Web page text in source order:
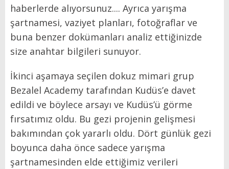
haberlerde alıyorsunuz.... Ayrıca yarışma
şartnamesi, vaziyet planları, fotoğraflar ve
buna benzer dokümanları analiz ettiğinizde
size anahtar bilgileri sunuyor.
İkinci aşamaya seçilen dokuz mimari grup
Bezalel Academy tarafından Kudüs’e davet
edildi ve böylece arsayı ve Kudüs’ü görme
fırsatımız oldu. Bu gezi projenin gelişmesi
bakımından çok yararlı oldu. Dört günlük gezi
boyunca daha önce sadece yarışma
şartnamesinden elde ettiğimiz verileri